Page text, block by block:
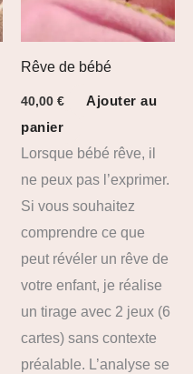
Rêve de bébé
40,00 €
Ajouter au
panier
Lorsque bébé rêve, il
ne peux pas l’exprimer.
Si vous souhaitez
comprendre ce que
peut révéler un rêve de
votre enfant, je réalise
un tirage avec 2 jeux (6
cartes) sans contexte
préalable. L’analyse se